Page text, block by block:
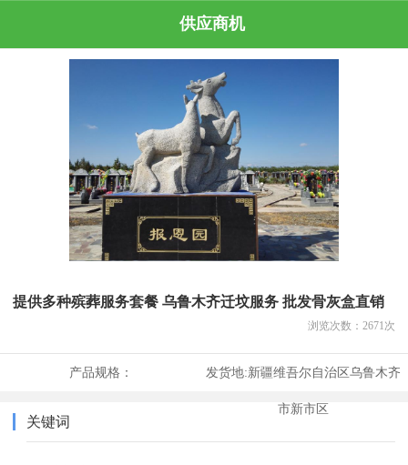
供应商机
提供多种殡葬服务套餐 乌鲁木齐迁坟服务 批发骨灰盒直销
浏览次数： 2671 次
产品规格： 发货地:新疆维吾尔自治区乌鲁木齐
市新市区
关键词